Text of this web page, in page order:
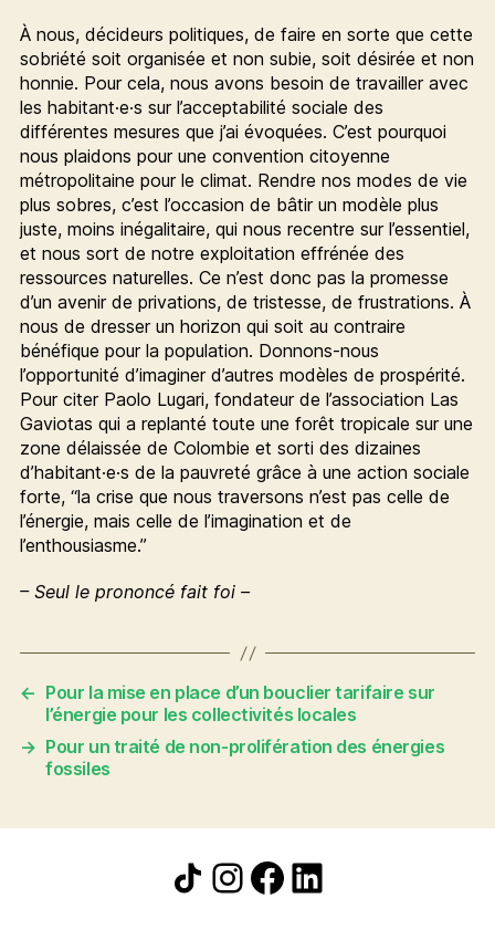
À nous, décideurs politiques, de faire en sorte que cette
sobriété soit organisée et non subie, soit désirée et non
honnie. Pour cela, nous avons besoin de travailler avec
les habitant·e·s sur l’acceptabilité sociale des
différentes mesures que j’ai évoquées. C’est pourquoi
nous plaidons pour une convention citoyenne
métropolitaine pour le climat. Rendre nos modes de vie
plus sobres, c’est l’occasion de bâtir un modèle plus
juste, moins inégalitaire, qui nous recentre sur l’essentiel,
et nous sort de notre exploitation effrénée des
ressources naturelles. Ce n’est donc pas la promesse
d’un avenir de privations, de tristesse, de frustrations. À
nous de dresser un horizon qui soit au contraire
bénéfique pour la population. Donnons-nous
l’opportunité d’imaginer d’autres modèles de prospérité.
Pour citer Paolo Lugari, fondateur de l’association Las
Gaviotas qui a replanté toute une forêt tropicale sur une
zone délaissée de Colombie et sorti des dizaines
d’habitant·e·s de la pauvreté grâce à une action sociale
forte, “la crise que nous traversons n’est pas celle de
l’énergie, mais celle de l’imagination et de
l’enthousiasme.”
– Seul le prononcé fait foi –
← Pour la mise en place d’un bouclier tarifaire sur
l’énergie pour les collectivités locales
→ Pour un traité de non-prolifération des énergies
fossiles
Icône de partage
Instagram
Facebook
LinkedIn